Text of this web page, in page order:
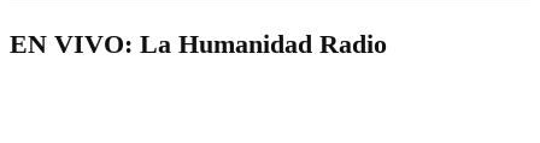
EN VIVO: La Humanidad Radio